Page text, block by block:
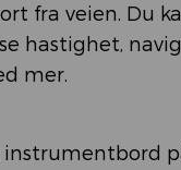
fra veien. Du
hastighet,
mer.